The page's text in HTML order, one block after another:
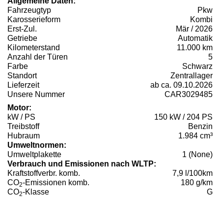
Fahrzeugtyp
Pkw
Karosserieform
Kombi
Erst-Zul.
Mär / 2026
Getriebe
Automatik
Kilometerstand
11.000 km
Anzahl der Türen
5
Farbe
Schwarz
Standort
Zentrallager
Lieferzeit
ab ca. 09.10.2026
Unsere Nummer
CAR3029485
Motor:
kW / PS
150 kW / 204 PS
Treibstoff
Benzin
Hubraum
1.984 cm³
Umweltnormen:
Umweltplakette
1 (None)
Verbrauch und Emissionen nach WLTP:
Kraftstoffverbr. komb.
7,9 l/100km
CO2-Emissionen komb.
180 g/km
CO2-Klasse G